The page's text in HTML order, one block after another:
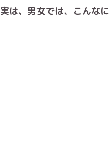
実は、男女では、こんな